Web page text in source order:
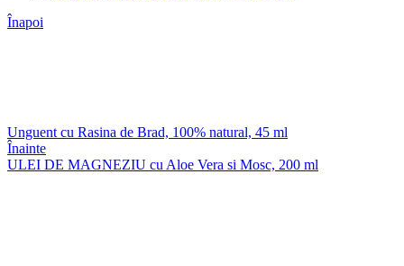
Înapoi
Unguent cu Rasina de Brad, 100% natural, 45 ml
Înainte
ULEI DE MAGNEZIU cu Aloe Vera si Mosc, 200 ml